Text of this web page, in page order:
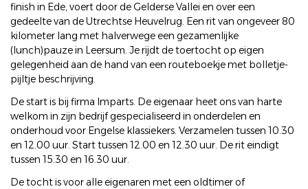
finish in Ede, voert door de Gelderse Vallei en over een
gedeelte van de Utrechtse Heuvelrug. Een rit van ongeveer 80
kilometer lang met halverwege een gezamenlijke
(lunch)pauze in Leersum. Je rijdt de toertocht op eigen
gelegenheid aan de hand van een routeboekje met bolletje-
pijltje beschrijving.
De start is bij firma Imparts. De eigenaar heet ons van harte
welkom in zijn bedrijf gespecialiseerd in onderdelen en
onderhoud voor Engelse klassiekers. Verzamelen tussen 10.30
en 12.00 uur. Start tussen 12.00 en 12.30 uur. De rit eindigt
tussen 15.30 en 16.30 uur.
De tocht is voor alle eigenaren met een oldtimer of